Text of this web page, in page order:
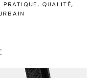
PRATIQUE
QUALITÉ